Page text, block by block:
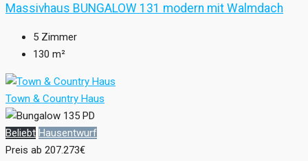
Massivhaus BUNGALOW 131 modern mit Walmdach
5 Zimmer
130 m²
Town & Country Haus
Beliebt Hausentwurf
Preis ab 207.273€